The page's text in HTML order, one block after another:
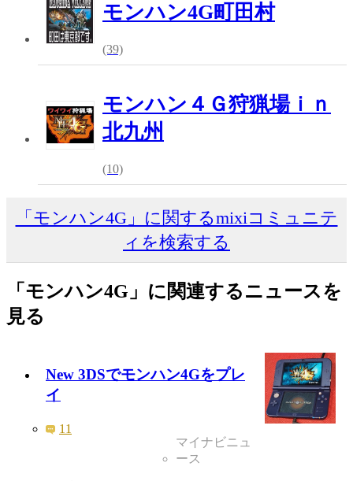
モンハン4G町田村
(39)
モンハン４Ｇ狩猟場ｉｎ
北九州
(10)
「モンハン4G」に関するmixiコミュニテ
ィを検索する
「モンハン4G」に関連するニュースを
見る
New 3DSでモンハン4Gをプレ
イ
11
マイナビニュ
ース